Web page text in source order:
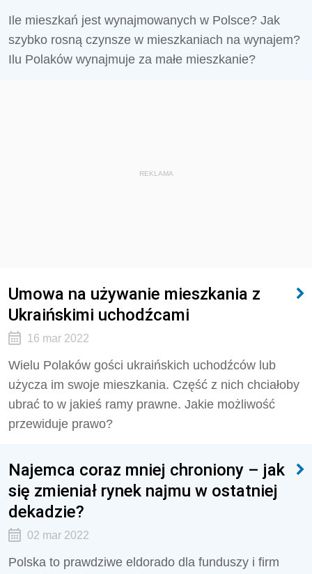
Ile mieszkań jest wynajmowanych w Polsce? Jak
szybko rosną czynsze w mieszkaniach na wynajem?
Ilu Polaków wynajmuje za małe mieszkanie?
REKLAMA
Umowa na używanie mieszkania z
Ukraińskimi uchodźcami
16 mar 2022
Wielu Polaków gości ukraińskich uchodźców lub
użycza im swoje mieszkania. Część z nich chciałoby
ubrać to w jakieś ramy prawne. Jakie możliwość
przewiduje prawo?
Najemca coraz mniej chroniony – jak
się zmieniał rynek najmu w ostatniej
dekadzie?
02 mar 2022
Polska to prawdziwe eldorado dla funduszy i firm